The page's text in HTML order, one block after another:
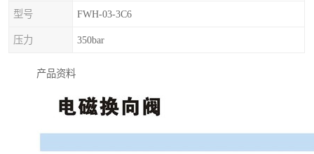
型号 FWH-03-3C6
压力 350bar
产品资料